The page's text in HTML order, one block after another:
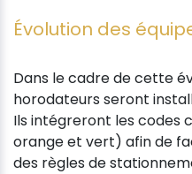
Évolution des
Dans le cadre de cette
horodateurs seront
Ils intégreront les codes
orange et vert) afin de
des règles de